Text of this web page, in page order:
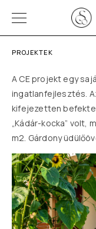
PROJEKTEK
A CE projekt egy
ingatlanfejlesztés.
kifejezetten
„Kádár-kocka” volt,
m2. Gárdony